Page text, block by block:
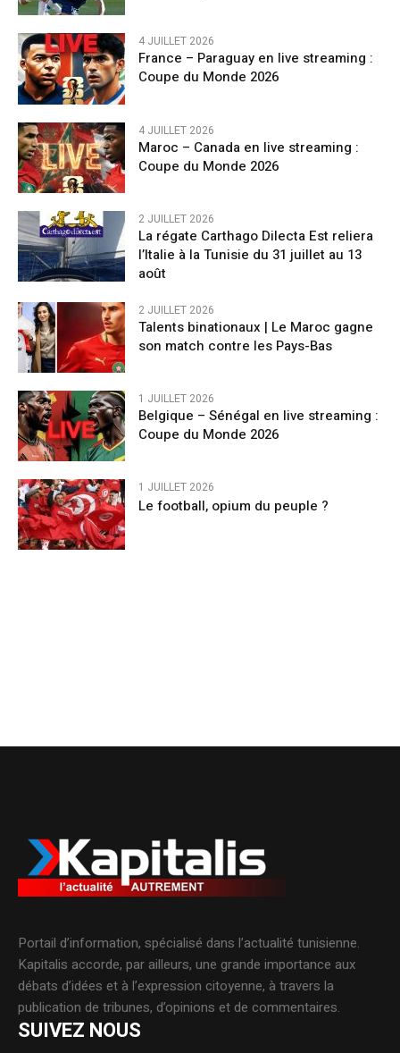
4 JUILLET 2026
France – Paraguay en live streaming :
Coupe du Monde 2026
4 JUILLET 2026
Maroc – Canada en live streaming :
Coupe du Monde 2026
2 JUILLET 2026
La régate Carthago Dilecta Est reliera
l’Italie à la Tunisie du 31 juillet au 13
août
2 JUILLET 2026
Talents binationaux | Le Maroc gagne
son match contre les Pays-Bas
1 JUILLET 2026
Belgique – Sénégal en live streaming :
Coupe du Monde 2026
1 JUILLET 2026
Le football, opium du peuple ?
Portail d’information, spécialisé dans l’actualité tunisienne.
Kapitalis accorde, par ailleurs, une grande importance aux
débats d’idées et à l’expression citoyenne, à travers la
publication de tribunes, d’opinions et de commentaires.
SUIVEZ NOUS